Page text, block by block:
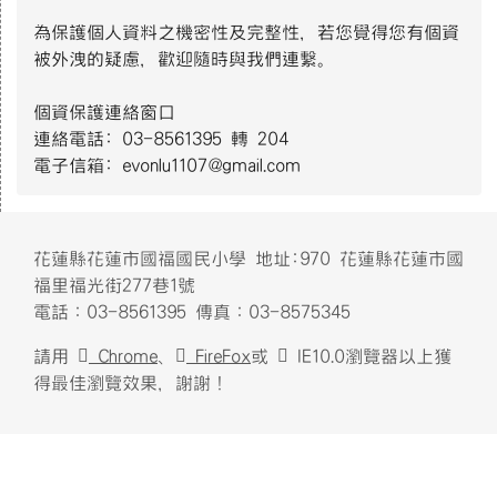
4月2日世界關懷自閉症日主視覺｜衛生福利部社會及家庭署(112
會及家庭署(112年製).jpg
為保護個人資料之機密性及完整性，若您覺得您有個資
被外洩的疑慮，歡迎隨時與我們連繫。
個資保護連絡窗口
連絡電話: 03-8561395 轉 204
電子信箱: evonlu1107@gmail.com
頁尾區域內容
花蓮縣花蓮市國福國民小學 地址:970 花蓮縣花蓮市國
福里福光街277巷1號
電話：03-8561395 傳真：03-8575345
請用 Chrome FireFox或
IE10.0瀏覽器以上獲
得最佳瀏覽效果，謝謝！